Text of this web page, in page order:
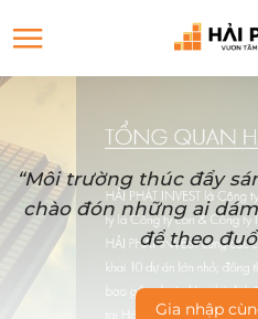
“Môi trường thúc đẩy
chào đón những ai
để theo
Gia nhập